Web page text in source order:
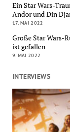
Ein Star Wars-
Andor und Din
17. MAI 2022
Große Star Wars-
ist gefallen
9. MAI 2022
INTERVIEWS